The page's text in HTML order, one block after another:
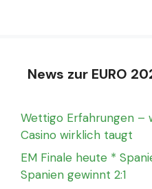
News zur EURO
Wettigo Erfahrungen –
Casino wirklich taugt
EM Finale heute *
Spanien gewinnt 2:1